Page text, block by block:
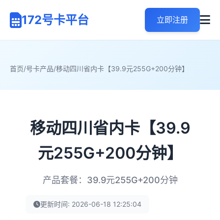
172号卡平台 立即注册
首页/号卡产品/移动四川省内卡【39.9元255G+200分钟】
移动四川省内卡【39.9
元255G+200分钟】
产品套餐：39.9元255G+200分钟
更新时间: 2026-06-18 12:25:04